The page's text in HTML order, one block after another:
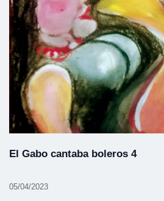
El Gabo cantaba boleros 4
05/04/2023